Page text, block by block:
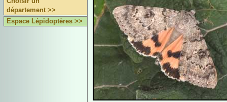
département >>
Espace Lépidoptères >>